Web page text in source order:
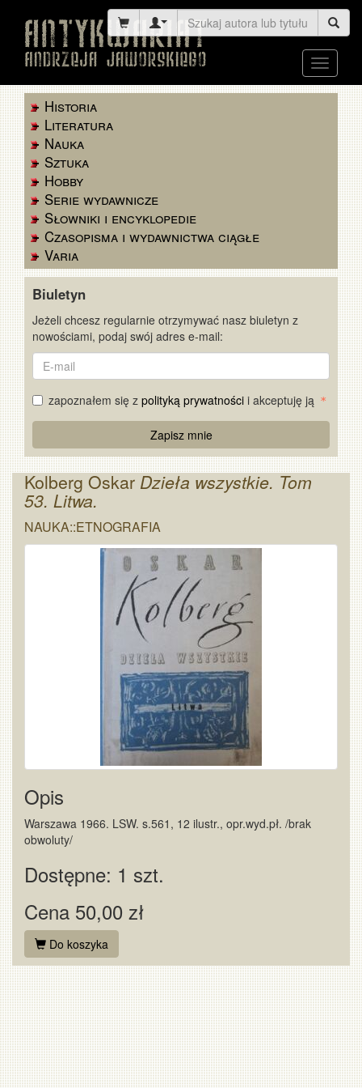
Toggle
Historia
Literatura
Nauka
Sztuka
Hobby
Serie wydawnicze
Słowniki i encyklopedie
Czasopisma i wydawnictwa ciągłe
Varia
Biuletyn
Jeżeli chcesz regularnie otrzymywać nasz biuletyn z
nowościami, podaj swój adres e-mail:
E-
mail
zapoznałem się z polityką prywatności i akceptuję ją
Captcha
Zapisz mnie
Kolberg Oskar Dzieła wszystkie. Tom
53. Litwa.
NAUKA::ETNOGRAFIA
Opis
Warszawa 1966. LSW. s.561, 12 ilustr., opr.wyd.pł. /brak
obwoluty/
Dostępne: 1 szt.
Cena 50,00 zł
Do koszyka